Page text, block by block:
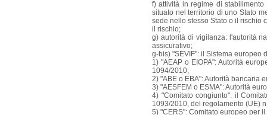
f) attività in regime di
situato nel territorio di uno Stato
sede nello stesso Stato o il rischio
il rischio;
g) autorità di vigilanza: l'autorità
assicurativo;
g-bis) "SEVIF": il Sistema europeo
1) "AEAP o EIOPA": Autorità
1094/2010;
2) "ABE o EBA": Autorità bancaria
3) "AESFEM o ESMA": Autorità
4) "Comitato congiunto": il
1093/2010, del regolamento (UE)
5) "CERS": Comitato europeo per